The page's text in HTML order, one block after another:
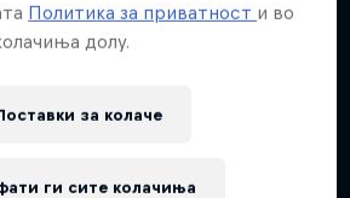
Политика за приватност и во
долу.
за колачe
ги сите колачиња